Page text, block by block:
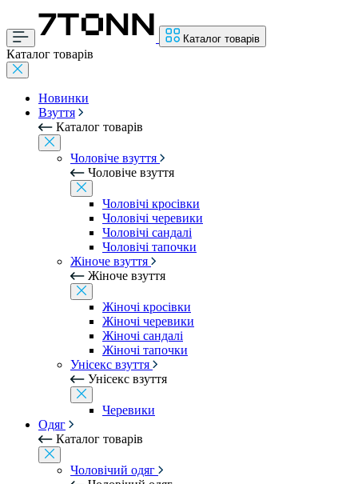
Каталог товарів
Каталог товарів
Новинки
Взуття
Каталог товарів
Чоловіче взуття
Чоловіче взуття
Чоловічі кросівки
Чоловічі черевики
Чоловічі сандалі
Чоловічі тапочки
Жіноче взуття
Жіноче взуття
Жіночі кросівки
Жіночі черевики
Жіночі сандалі
Жіночі тапочки
Унісекс взуття
Унісекс взуття
Черевики
Одяг
Каталог товарів
Чоловічий одяг